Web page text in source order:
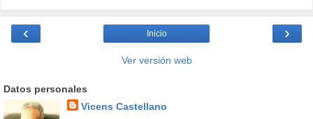
‹ ›
Inicio
Ver versión web
Datos personales
Vicens Castellano